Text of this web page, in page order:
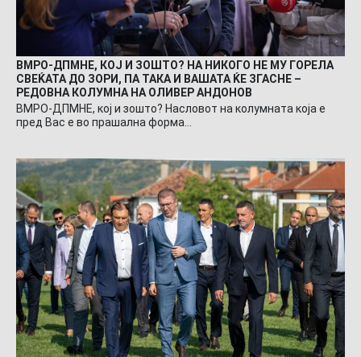
ВМРО-ДПМНЕ, КОЈ И ЗОШТО? НА НИКОГО НЕ МУ ГОРЕЛА
СВЕЌАТА ДО ЗОРИ, ПА ТАКА И ВАШАТА ЌЕ ЗГАСНЕ –
РЕДОВНА КОЛУМНА НА ОЛИВЕР АНДОНОВ
ВМРО-ДПМНЕ, кој и зошто? Насловот на колумната која е
пред Вас е во прашална форма…